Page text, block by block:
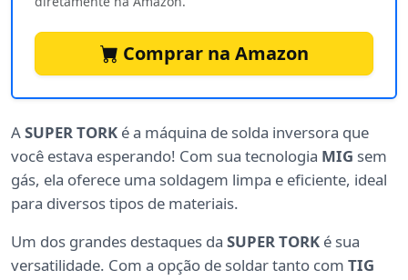
Comprar na Amazon
ASUPER TORK é a máquina de solda inversora que
você estava esperando! Com sua tecnologia MIG sem
gás, ela oferece uma soldagem limpa e eficiente, ideal
para diversos tipos de materiais.
Um dos grandes destaques da SUPER TORK é sua
versatilidade. Com a opção de soldar tanto com TIG